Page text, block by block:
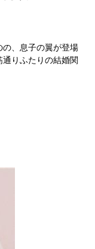
、息子の翼が登場
りふたりの結婚関